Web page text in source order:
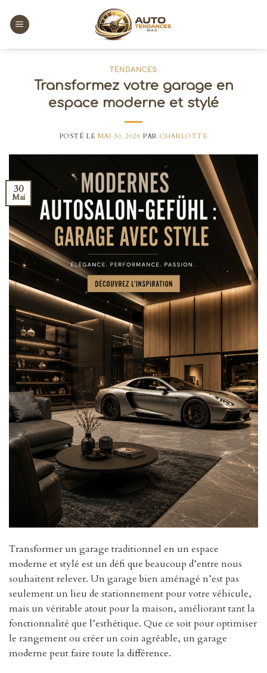
content
TENDANCES
Transformez votre garage en
espace moderne et stylé
POSTÉ LE MAI 30, 2026 PAR CHARLOTTE
30
Mai
Transformer un garage traditionnel en un espace
moderne et stylé est un défi que beaucoup d’entre nous
souhaitent relever. Un garage bien aménagé n’est pas
seulement un lieu de stationnement pour votre véhicule,
mais un véritable atout pour la maison, améliorant tant la
fonctionnalité que l’esthétique. Que ce soit pour optimiser
le rangement ou créer un coin agréable, un garage
moderne peut faire toute la différence.